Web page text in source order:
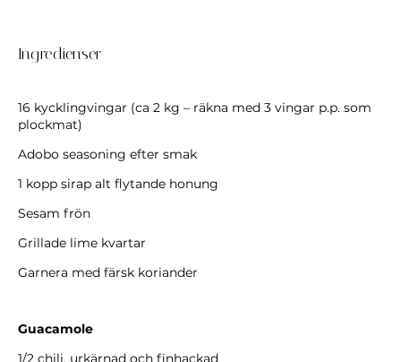
Ingredienser
16 kycklingvingar (ca 2 kg – räkna med 3 vingar p.p. som
plockmat)
Adobo seasoning efter smak
1 kopp sirap alt flytande honung
Sesam frön
Grillade lime kvartar
Garnera med färsk koriander
Guacamole
1/2 chili, urkärnad och finhackad